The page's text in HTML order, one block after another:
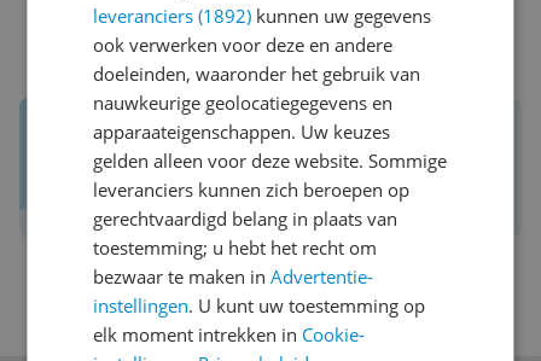
Schrijf een review
Reviews van echte kopers.
Daar maak je een betere keuze mee!
Schrijf een review over Kieskeurig.nl
leveranciers (1892) kunnen uw gegevens
ook verwerken voor deze en andere
doeleinden, waaronder het gebruik van
nauwkeurige geolocatiegegevens en
apparaateigenschappen. Uw keuzes
gelden alleen voor deze website. Sommige
leveranciers kunnen zich beroepen op
gerechtvaardigd belang in plaats van
toestemming; u hebt het recht om
bezwaar te maken inAdvertentie-
instellingen. U kunt uw toestemming op
elk moment intrekken in Cookie-